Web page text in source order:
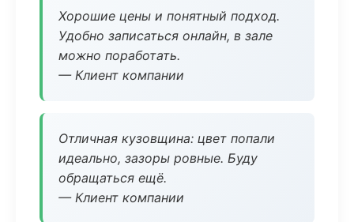
Хорошие цены и понятный подход.
Удобно записаться онлайн, в зале
можно поработать.
— Клиент компании
Отличная кузовщина: цвет попали
идеально, зазоры ровные. Буду
обращаться ещё.
— Клиент компании